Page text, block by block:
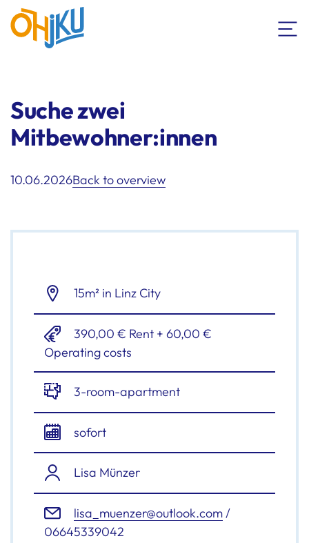
Suche zwei
Mitbewohner:innen
10.06.2026Back to overview
15m² in Linz City
390,00 € Rent + 60,00 €
Operating costs
3-room-apartment
sofort
Lisa Münzer
lisa_muenzer@outlook.com/
06645339042